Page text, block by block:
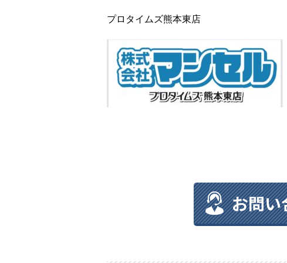
プロタイムズ熊本東店
お問